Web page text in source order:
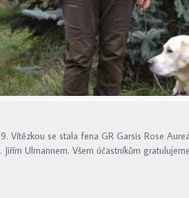
Vítězkou se stala fena GR Garsis Rose
Ulmannem. Všem účastníkům